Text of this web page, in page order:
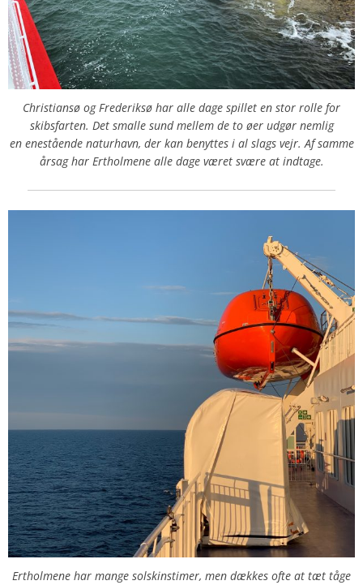
Christiansø og Frederiksø har alle dage spillet en stor rolle for
skibsfarten. Det smalle sund mellem de to øer udgør nemlig
en enestående naturhavn, der kan benyttes i al slags vejr. Af samme
årsag har Ertholmene alle dage været svære at indtage.
Ertholmene har mange solskinstimer, men dækkes ofte at tæt tåge